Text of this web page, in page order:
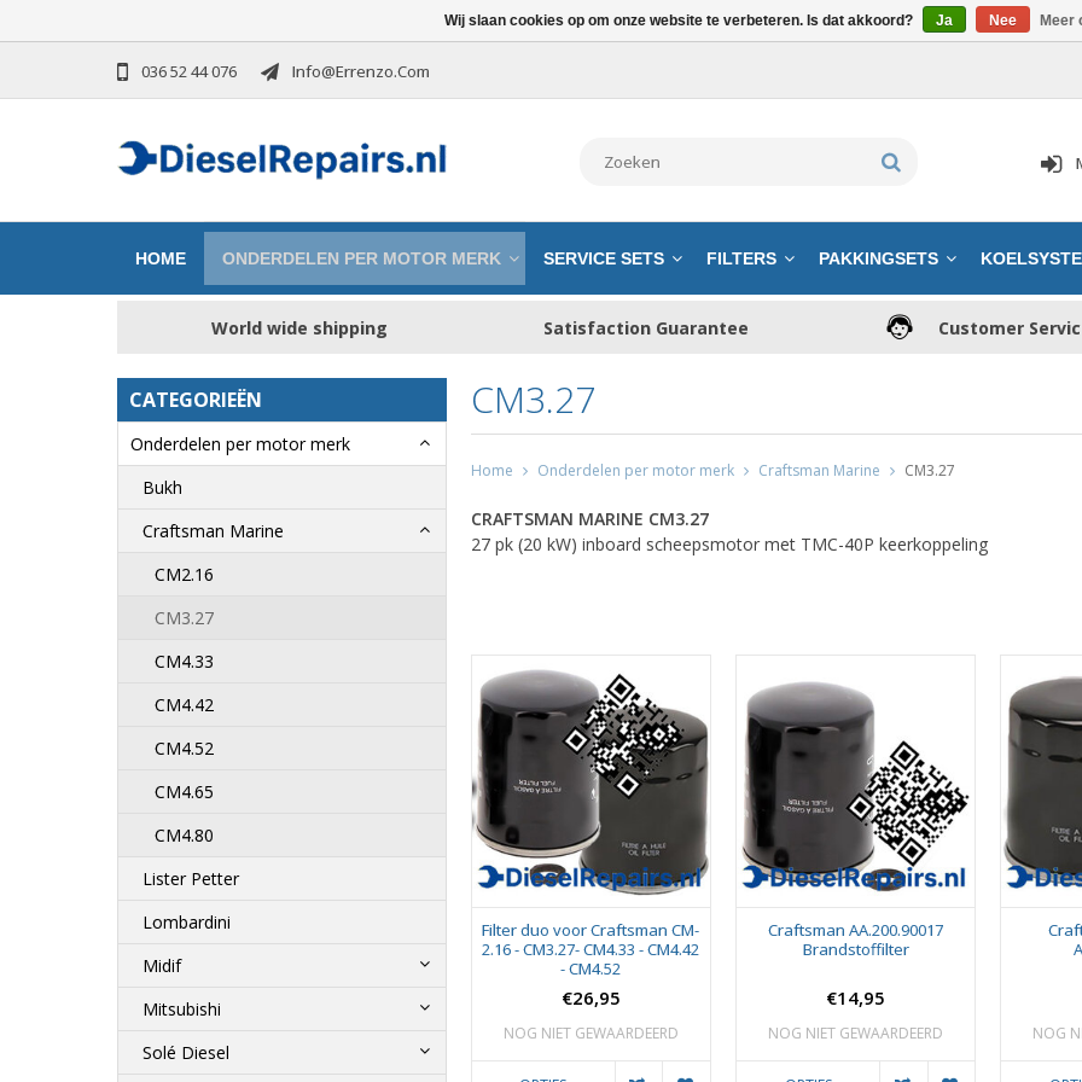
036 52 44 076 Info@errenzo.com
HOME ONDERDELEN PER MOTOR MERK SERVICE SETS FILTERS PAKKINGSETS
World wide shipping Satisfaction Guarantee Customer
CATEGORIEËN
Onderdelen per motor merk
Bukh
Craftsman Marine
CM2.16
CM3.27
CM4.33
CM4.42
CM4.52
CM4.65
CM4.80
Lister Petter
Lombardini
Midif
Mitsubishi
Solé Diesel
CM3.27
Home Onderdelen per motor merk Craftsman Marine CM3.27
CRAFTSMAN MARINE CM3.27
27 pk (20 kW) inboard scheepsmotor met TMC-40P keerkoppeling
Filter duo voor Craftsman CM-
2.16 - CM3.27- CM4.33 - CM4.42
- CM4.52
€26,95
NOG NIET GEWAARDEERD
Craftsman AA.200.90017
Brandstoffilter
€14,95
NOG NIET GEWAARDEERD NOG
Wij slaan cookies op om onze website te verbeteren. Is dat akkoord? Ja Nee Meer